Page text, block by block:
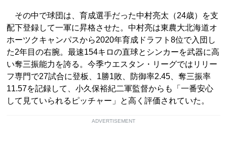
その中で球団は、育成選手だった中村亮太（24歳）を支
配下登録して一軍に昇格させた。中村亮は東農大北海道オ
ホーツクキャンパスから2020年育成ドラフト8位で入団し
た2年目の右腕。最速154キロの直球とシンカーを武器に高
い奪三振能力を誇る。今季ウエスタン・リーグではリリー
フ専門で27試合に登板、1勝1敗、防御率2.45、奪三振率
11.57を記録して、小久保裕紀二軍監督からも「一番安心
して見ていられるピッチャー」と高く評価されていた。
ADVERTISEMENT